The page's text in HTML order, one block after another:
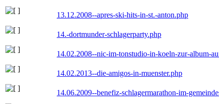
13.12.2008--apres-ski-hits-in-st.-anton.php
14.-dortmunder-schlagerparty.php
14.02.2008--nic-im-tonstudio-in-koeln-zur-album-
14.02.2013--die-amigos-in-muenster.php
14.06.2009--benefiz-schlagermarathon-im-